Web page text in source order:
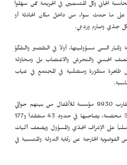
الجاني وكل المتسبّبين في الجريمة ممّن سهّلوا
على ما حدث سواء من داخل مكان الحادثة أو
جدّي وصارم وردعي.
وكبار السن مسؤوليتها، أولاً في التقصير والتلكّؤ
الجنسي والتحرش والاغتصاب بل ومحاولة
إلى ظاهرة متكرّرة ومتفشّية في المجتمع في غياب
.
وثانياً في عدم المتابعة الجدية لما يقارب 9930 مؤسسة للأطفال من بينهم حوالي
5600 رياض أطفال خاصة و500 محضنة، يصاحبها في حدود 43 متفقداً و177
على الإشراف الجدّي والمسؤول ويضعف آليات
الفوضوية الخارجة عن رقابة الدولة والمتسببة في